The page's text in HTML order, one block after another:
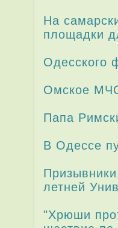
На
площадки
Одесского
Омское МЧС
Папа
В Одессе
ле­тней
"Хрюши